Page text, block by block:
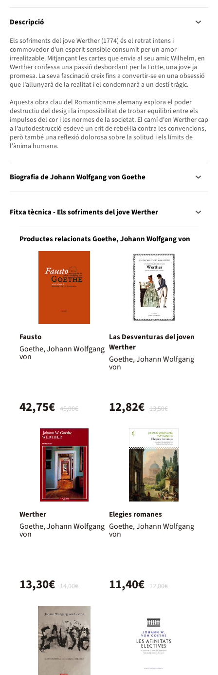
Descripció
Els sofriments del jove Werther (1774) és el retrat intens i
commovedor d'un esperit sensible consumit per un amor
irrealitzable. Mitjançant les cartes que envia al seu amic Wilhelm, en
Werther confessa una passió desbordant per la Lotte, una jove ja
promesa. La seva fascinació creix fins a convertir-se en una obsessió
que l'allunyarà de la realitat i el condemnarà a un destí tràgic.
Aquesta obra clau del Romanticisme alemany explora el poder
destructiu del desig i la impossibilitat de trobar equilibri entre els
impulsos del cor i les normes de la societat. El camí d'en Werther cap
a l'autodestrucció esdevé un crit de rebel·lia contra les convencions,
però també una reflexió dolorosa sobre la solitud i els límits de
l'ànima humana.
Biografia de Johann Wolfgang von Goethe
Fitxa tècnica - Els sofriments del jove Werther
Productes relacionats Goethe, Johann Wolfgang von
Fausto
Goethe, Johann Wolfgang
von
45,00€
42,75€
Las Desventuras del joven
Werther
Goethe, Johann Wolfgang
von
13,50€
12,82€
Werther
Goethe, Johann Wolfgang
von
14,00€
13,30€
Elegies romanes
Goethe, Johann Wolfgang
von
12,00€
11,40€